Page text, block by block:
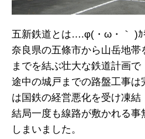
五新鉄道とは….φ(・ω・｀ )ｶ
奈良県の五條市から山岳地
までを結ぶ壮大な鉄道計画で
途中の城戸までの路盤工事
は国鉄の経営悪化を受け凍結
結局一度も線路が敷かれる事
しまいました。